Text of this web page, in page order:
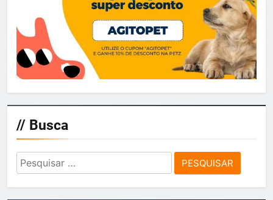
// Busca
Pesquisar
por: